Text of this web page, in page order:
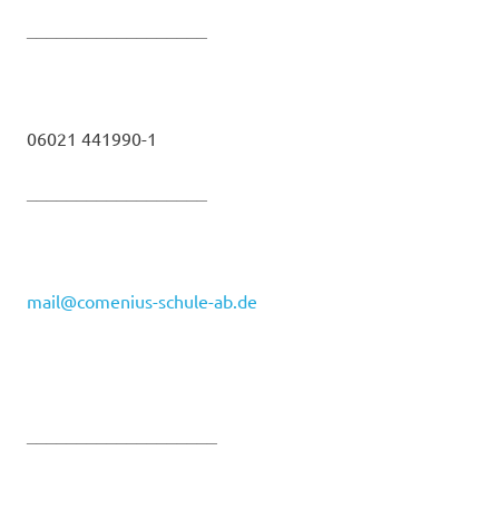
06021 441990-1
mail@comenius-schule-ab.de